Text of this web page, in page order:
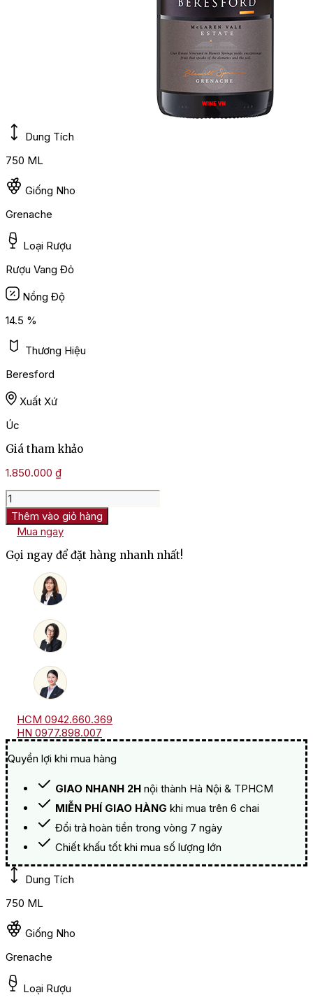
Dung Tích
750 ML
Giống Nho
Grenache
Loại Rượu
Rượu Vang Đỏ
Nồng Độ
14.5 %
Thương Hiệu
Beresford
Xuất Xứ
Úc
Giá tham khảo
1.850.000 ₫
Rượu
Vang
Đỏ
Beresford
Estate
Grenache
Thêm vào giỏ hàng
Mua ngay
Gọi ngay để đặt hàng nhanh nhất!
HCM 0942.660.369
HN 0977.898.007
Quyền lợi khi mua hàng
GIAO NHANH 2H nội thành Hà Nội & TPHCM
MIỄN PHÍ GIAO HÀNG khi mua trên 6 chai
Đổi trả hoàn tiền trong vòng 7 ngày
Chiết khấu tốt khi mua số lượng lớn
Dung Tích
750 ML
Giống Nho
Grenache
Loại Rượu